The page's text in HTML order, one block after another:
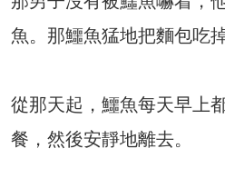
魚。那鱷魚猛地把麵包吃
從那天起，鱷魚每天早上
餐，然後安靜地離去。